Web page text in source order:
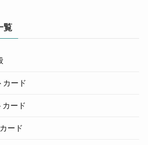
覧
カード
ード
ード